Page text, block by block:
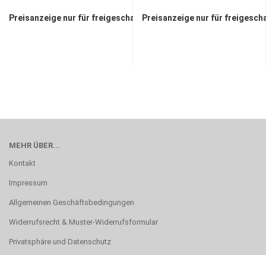
Preisanzeige nur für freigeschaltete Kunden
Preisanzeige nur für
MEHR ÜBER...
Kontakt
Impressum
Allgemeinen Geschäftsbedingungen
Widerrufsrecht & Muster-Widerrufsformular
Privatsphäre und Datenschutz